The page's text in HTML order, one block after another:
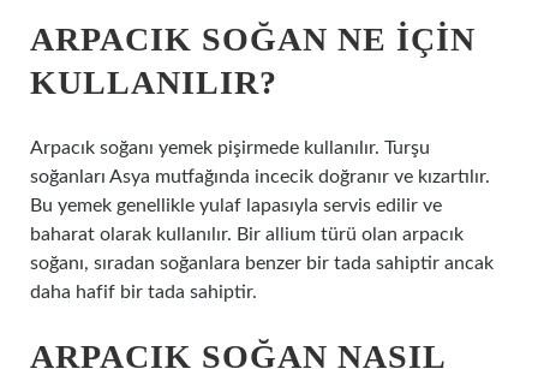
ARPACIK SOĞAN NE IÇIN
KULLANILIR?
Arpacık soğanı yemek pişirmede kullanılır. Turşu
soğanları Asya mutfağında incecik doğranır ve kızartılır.
Bu yemek genellikle yulaf lapasıyla servis edilir ve
baharat olarak kullanılır. Bir allium türü olan arpacık
soğanı, sıradan soğanlara benzer bir tada sahiptir ancak
daha hafif bir tada sahiptir.
ARPACIK SOĞAN NASIL